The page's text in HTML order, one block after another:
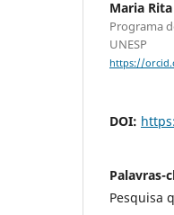
Maria
Programa
UNESP
https://
DOI:
Palavras-
Pesquisa